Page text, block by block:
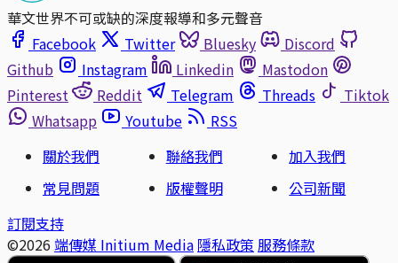
華文世界不可或缺的深度報導和多元聲音
Facebook
Twitter Bluesky
Discord
Github
Instagram Linkedin
Mastodon
Pinterest
Reddit Telegram Threads
Tiktok
Whatsapp
Youtube
RSS
關於我們
聯絡我們
加入我們
常見問題
版權聲明
公司新聞
訂閱支持
©2026 端傳媒 Initium Media 隱私政策 服務條款